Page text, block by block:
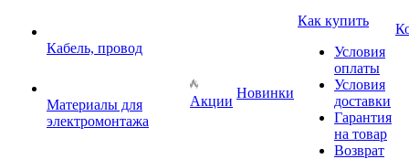
Кабель, провод
Материалы для
электромонтажа
Акции
Новинки
Как купить
Условия
оплаты
Условия
доставки
Гарантия
на товар
Возврат